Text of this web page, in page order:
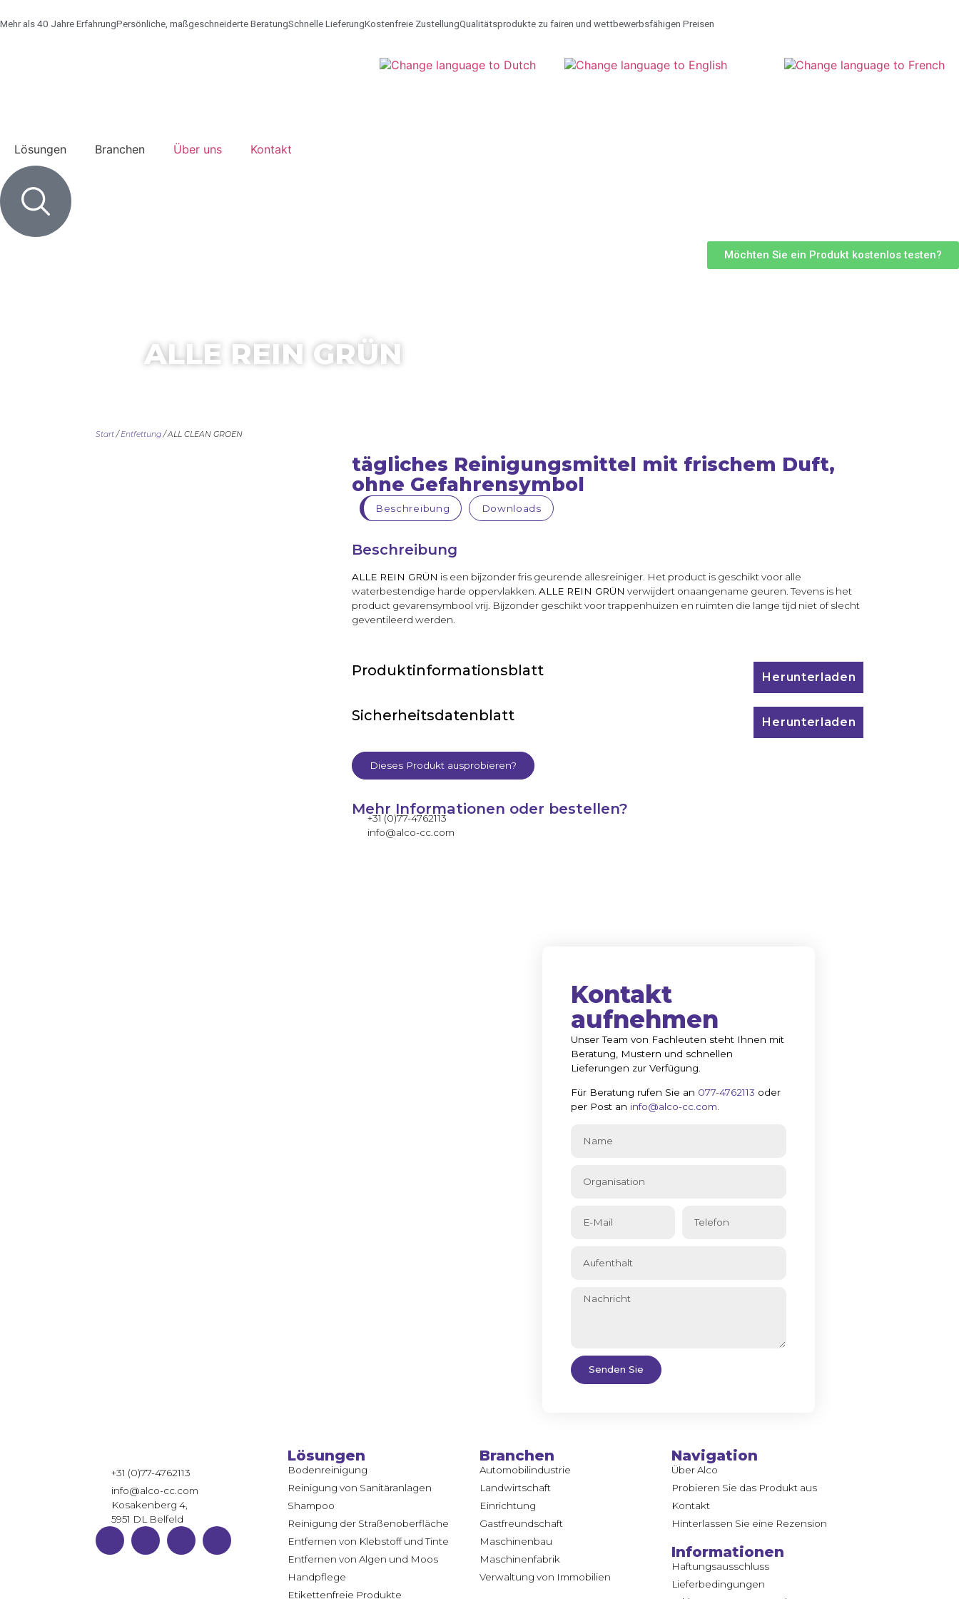
Mehr als 40 Jahre ErfahrungPersönliche, maßgeschneiderte BeratungSchnelle LieferungKostenfreie ZustellungQualitätsprodukte zu fairen und wettbewerbsfähigen Preisen
Lösungen Branchen Über uns Kontakt
Möchten Sie ein Produkt kostenlos testen?
ALLE REIN GRÜN
Start/Entfettung/ ALL CLEAN GROEN
tägliches Reinigungsmittel mit frischem Duft,
ohne Gefahrensymbol
Beschreibung Downloads
Beschreibung
ALLE REIN GRÜN is een bijzonder fris geurende allesreiniger. Het product is geschikt voor alle
waterbestendige harde oppervlakken. ALLE REIN GRÜN verwijdert onaangename geuren. Tevens is het
product gevarensymbool vrij. Bijzonder geschikt voor trappenhuizen en ruimten die lange tijd niet of slecht
geventileerd werden.
Produktinformationsblatt Herunterladen
Sicherheitsdatenblatt Herunterladen
Dieses Produkt ausprobieren?
Mehr Informationen oder bestellen?
+31 (0)77-4762113
info@alco-cc.com
Kontakt
aufnehmen
Unser Team von Fachleuten steht Ihnen mit
Beratung, Mustern und schnellen
Lieferungen zur Verfügung.
Für Beratung rufen Sie an 077-4762113 oder
per Post an info@alco-cc.com.
Senden Sie
+31 (0)77-4762113
info@alco-cc.com
Kosakenberg 4,
5951 DL Belfeld
Lösungen
Bodenreinigung
Reinigung von Sanitäranlagen
Shampoo
Reinigung der Straßenoberfläche
Entfernen von Klebstoff und Tinte
Entfernen von Algen und Moos
Handpflege
Etikettenfreie Produkte
Branchen
Automobilindustrie
Landwirtschaft
Einrichtung
Gastfreundschaft
Maschinenbau
Maschinenfabrik
Verwaltung von Immobilien
Navigation
Über Alco
Probieren Sie das Produkt aus
Kontakt
Hinterlassen Sie eine Rezension
Informationen
Haftungsausschluss
Lieferbedingungen